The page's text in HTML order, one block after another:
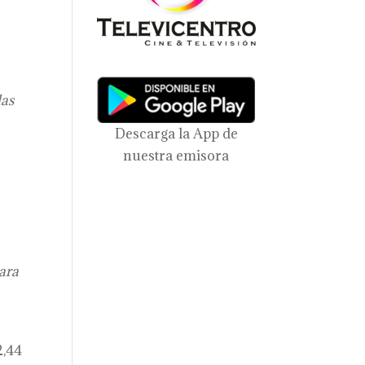
Descarga la App de
nuestra emisora